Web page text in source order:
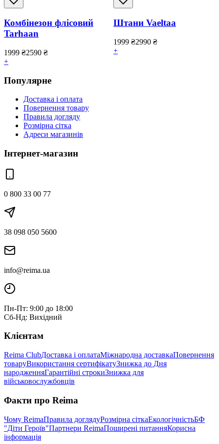
Комбінезон флісовий
Tarhaan
1999 ₴2590 ₴
+
Штани Vaeltaa
1999 ₴2990 ₴
+
Популярне
Доставка і оплата
Повернення товару
Правила догляду
Розмірна сітка
Адреси магазинів
Інтернет-магазин
0 800 33 00 77
38 098 050 5600
info@reima.ua
Пн-Пт: 9:00 до 18:00
Сб-Нд: Вихідний
Клієнтам
Reima ClubДоставка і оплатаМіжнародна доставкаПовернення
товаруВикористання сертифікатуЗнижка до Дня
народженняГарантійні строкиЗнижка для
військовослужбовців
Факти про Reima
Чому ReimaПравила доглядуРозмірна сіткаЕкологічністьБФ
"Діти Героїв"Партнери ReimaПоширені питанняКорисна
інформація